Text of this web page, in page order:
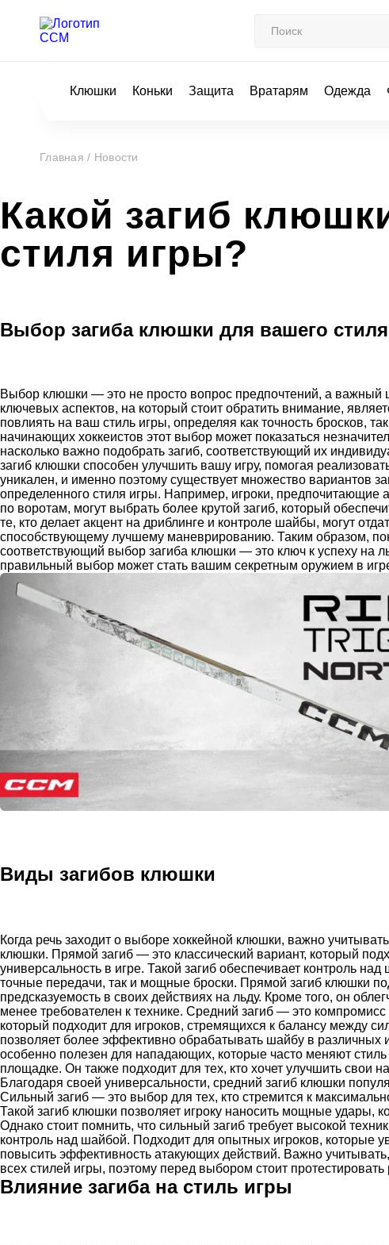
Клюшки Коньки Защита Вратарям Одежда
Главная / Новости
Какой загиб
стиля игры?
Выбор загиба клюшки для вашего
Выбор клюшки — это не просто вопрос предпочтений, а важный
ключевых аспектов, на который стоит обратить внимание,
повлиять на ваш стиль игры, определяя как точность бросков,
начинающих хоккеистов этот выбор может показаться
насколько важно подобрать загиб, соответствующий их
загиб клюшки способен улучшить вашу игру, помогая
уникален, и именно поэтому существует множество вариантов
определенного стиля игры. Например, игроки, предпочитающие
по воротам, могут выбрать более крутой загиб, который
те, кто делает акцент на дриблинге и контроле шайбы, могут
способствующему лучшему маневрированию. Таким образом,
соответствующий выбор загиба клюшки — это ключ к успеху на
правильный выбор может стать вашим секретным оружием в
Виды загибов клюшки
Когда речь заходит о выборе хоккейной клюшки, важно
клюшки. Прямой загиб — это классический вариант, который
универсальность в игре. Такой загиб обеспечивает контроль
точные передачи, так и мощные броски. Прямой загиб клюшки
предсказуемость в своих действиях на льду. Кроме того, он
менее требователен к технике. Средний загиб — это
который подходит для игроков, стремящихся к балансу между
позволяет более эффективно обрабатывать шайбу в различных
особенно полезен для нападающих, которые часто меняют стиль
площадке. Он также подходит для тех, кто хочет улучшить свои
Благодаря своей универсальности, средний загиб клюшки
Сильный загиб — это выбор для тех, кто стремится к
Такой загиб клюшки позволяет игроку наносить мощные удары,
Однако стоит помнить, что сильный загиб требует высокой
контроль над шайбой. Подходит для опытных игроков, которые
повысить эффективность атакующих действий. Важно
всех стилей игры, поэтому перед выбором стоит
Влияние загиба на стиль игры